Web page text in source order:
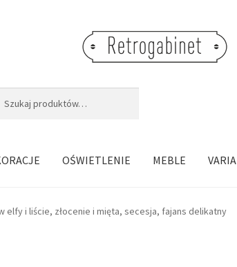
OŚWIETLENIE MEBLE VARIA
elfy i liście, złocenie i mięta, secesja, fajans delikatny